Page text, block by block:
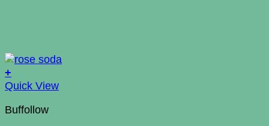
+
Quick View
Buffollow